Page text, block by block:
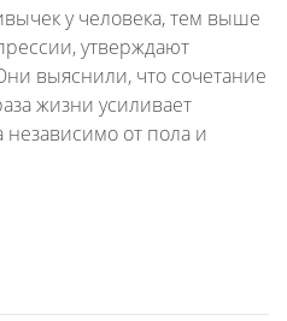
у человека, тем выше
утверждают
выяснили, что сочетание
жизни усиливает
независимо от пола и